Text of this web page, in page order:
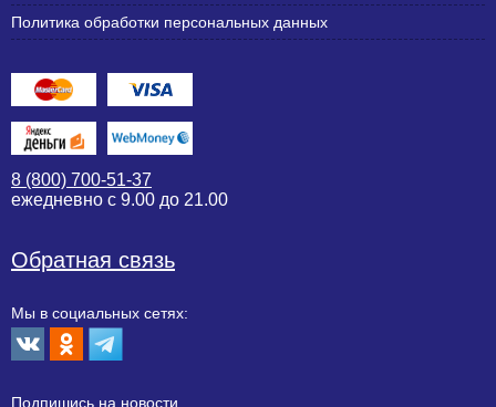
Политика обработки персональных данных
8 (800) 700-51-37
ежедневно с 9.00 до 21.00
Обратная связь
Мы в социальных сетях:
Подпишиcь на новости